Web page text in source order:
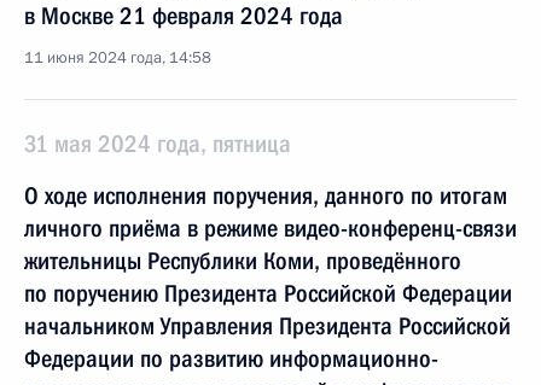
в Москве 21 февраля 2024 года
11 июня 2024 года, 14:58
31 мая 2024 года, пятница
О ходе исполнения поручения, данного по итогам
личного приёма в режиме видео-конференц-связи
жительницы Республики Коми, проведённого
по поручению Президента Российской Федерации
начальником Управления Президента Российской
Федерации по развитию информационно-